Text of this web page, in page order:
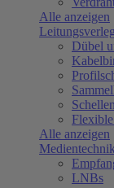
Alle anzeigen
Dübel
Schellen
Alle anzeigen
Medientechnik
LNBs